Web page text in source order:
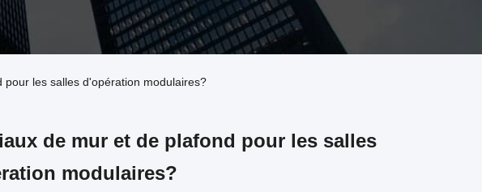
les salles d'opération modulaires?
de mur et de plafond pour les salles
modulaires?